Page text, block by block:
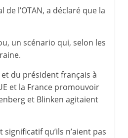
l’OTAN, a déclaré que la
un scénario qui, selon les
du président français à
et la France promouvoir
et Blinken agitaient
qu’ils n’aient pas